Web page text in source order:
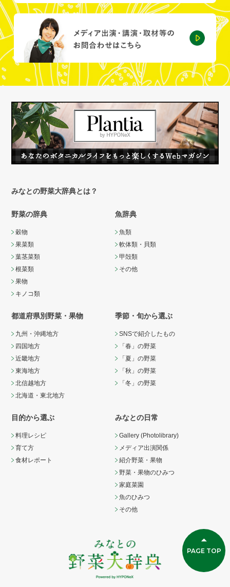
みなとの野菜大辞典とは？
野菜の辞典
穀物
果菜類
葉茎菜類
根菜類
果物
キノコ類
魚辞典
魚類
軟体類・貝類
甲殻類
その他
都道府県別野菜・果物
九州・沖縄地方
四国地方
近畿地方
東海地方
北信越地方
北海道・東北地方
季節・旬から選ぶ
SNSで紹介したもの
「春」の野菜
「夏」の野菜
「秋」の野菜
「冬」の野菜
目的から選ぶ
料理レシピ
育て方
食材レポート
みなとの日常
Gallery (Photolibrary)
メディア出演関係
紹介野菜・果物
野菜・果物のひみつ
家庭菜園
魚のひみつ
その他
PAGE TOP